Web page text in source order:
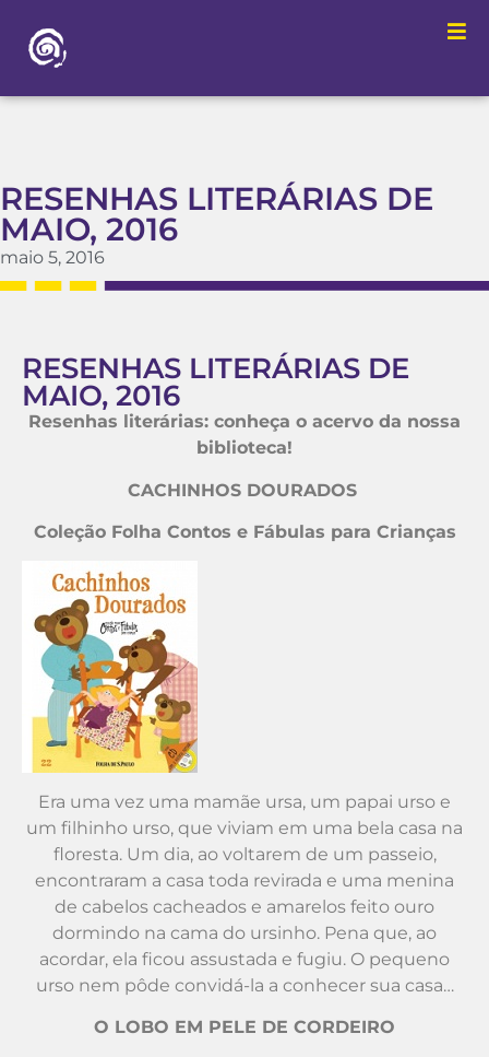
RESENHAS LITERÁRIAS DE
MAIO, 2016
maio 5, 2016
RESENHAS LITERÁRIAS DE
MAIO, 2016
Resenhas literárias: conheça o acervo da nossa
biblioteca!
CACHINHOS DOURADOS
Coleção Folha Contos e Fábulas para Crianças
Era uma vez uma mamãe ursa, um papai urso e
um filhinho urso, que viviam em uma bela casa na
floresta. Um dia, ao voltarem de um passeio,
encontraram a casa toda revirada e uma menina
de cabelos cacheados e amarelos feito ouro
dormindo na cama do ursinho. Pena que, ao
acordar, ela ficou assustada e fugiu. O pequeno
urso nem pôde convidá-la a conhecer sua casa…
O LOBO EM PELE DE CORDEIRO